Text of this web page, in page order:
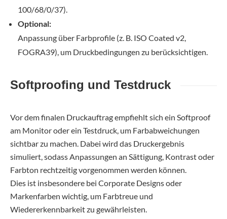
100/68/0/37).
Optional:
Anpassung über Farbprofile (z. B. ISO Coated v2,
FOGRA39), um Druckbedingungen zu berücksichtigen.
Softproofing und Testdruck
Vor dem finalen Druckauftrag empfiehlt sich ein Softproof
am Monitor oder ein Testdruck, um Farbabweichungen
sichtbar zu machen. Dabei wird das Druckergebnis
simuliert, sodass Anpassungen an Sättigung, Kontrast oder
Farbton rechtzeitig vorgenommen werden können.
Dies ist insbesondere bei Corporate Designs oder
Markenfarben wichtig, um Farbtreue und
Wiedererkennbarkeit zu gewährleisten.